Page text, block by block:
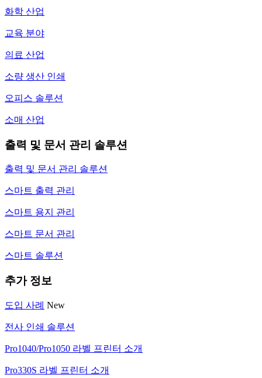
화학 산업
교육 분야
의료 산업
소량 생산 인쇄
오피스 솔루션
소매 산업
출력 및 문서 관리 솔루션
출력 및 문서 관리 솔루션
스마트 출력 관리
스마트 용지 관리
스마트 문서 관리
스마트 솔루션
추가 정보
도입 사례 New
전사 인쇄 솔루션
Pro1040/Pro1050 라벨 프린터 소개
Pro330S 라벨 프린터 소개